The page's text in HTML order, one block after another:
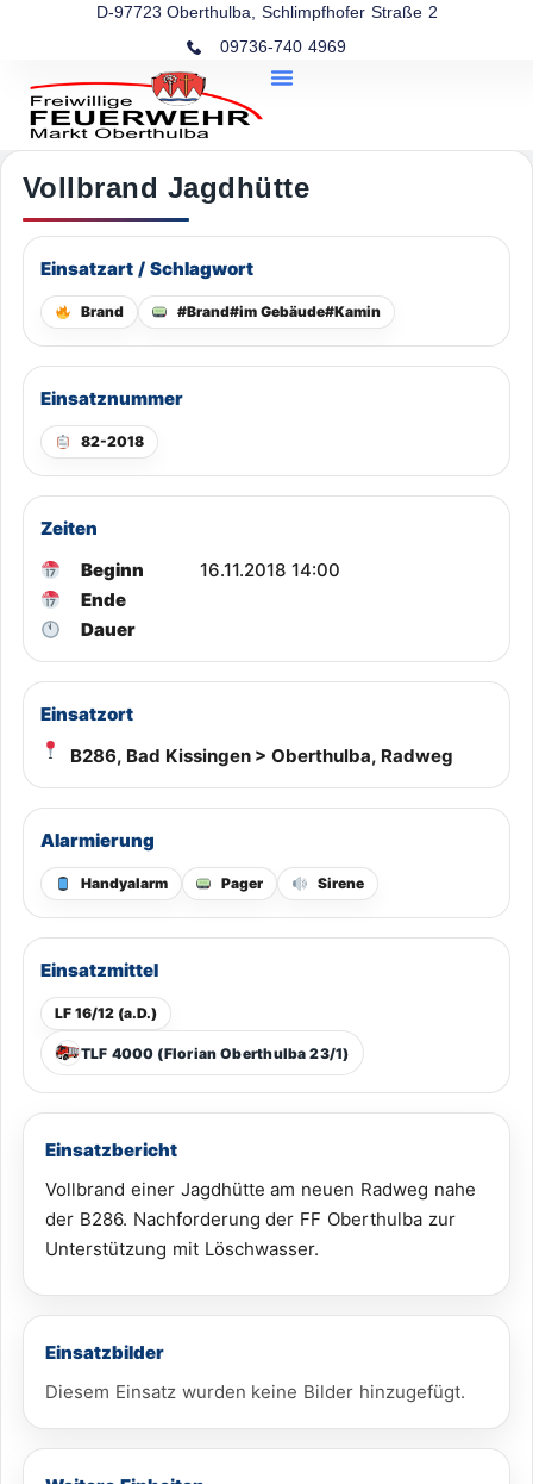
D-97723 Oberthulba, Schlimpfhofer Straße 2
09736-740 4969
Vollbrand Jagdhütte
Einsatzart / Schlagwort
Brand #Brand#im Gebäude#Kamin
Einsatznummer
82-2018
Zeiten
Beginn
16.11.2018 14:00
Ende
Dauer
Einsatzort
B286, Bad Kissingen > Oberthulba, Radweg
Alarmierung
Handyalarm Pager Sirene
Einsatzmittel
LF 16/12 (a.D.)
TLF 4000 (Florian Oberthulba 23/1)
Einsatzbericht
Vollbrand einer Jagdhütte am neuen Radweg nahe
der B286. Nachforderung der FF Oberthulba zur
Unterstützung mit Löschwasser.
Einsatzbilder
Diesem Einsatz wurden keine Bilder hinzugefügt.